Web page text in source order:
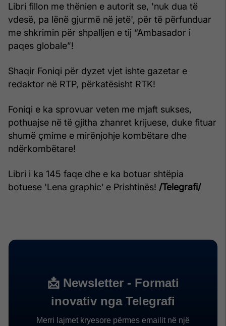
Libri fillon me thënien e autorit se, 'nuk dua të
vdesë, pa lënë gjurmë në jetë', për të përfunduar
me shkrimin për shpalljen e tij “Ambasador i
paqes globale”!
Shaqir Foniqi për dyzet vjet ishte gazetar e
redaktor në RTP, përkatësisht RTK!
Foniqi e ka sprovuar veten me mjaft sukses,
pothuajse në të gjitha zhanret krijuese, duke fituar
shumë çmime e mirënjohje kombëtare dhe
ndërkombëtare!
Libri i ka 145 faqe dhe e ka botuar shtëpia
botuese 'Lena graphic’ e Prishtinës! /Telegrafi/